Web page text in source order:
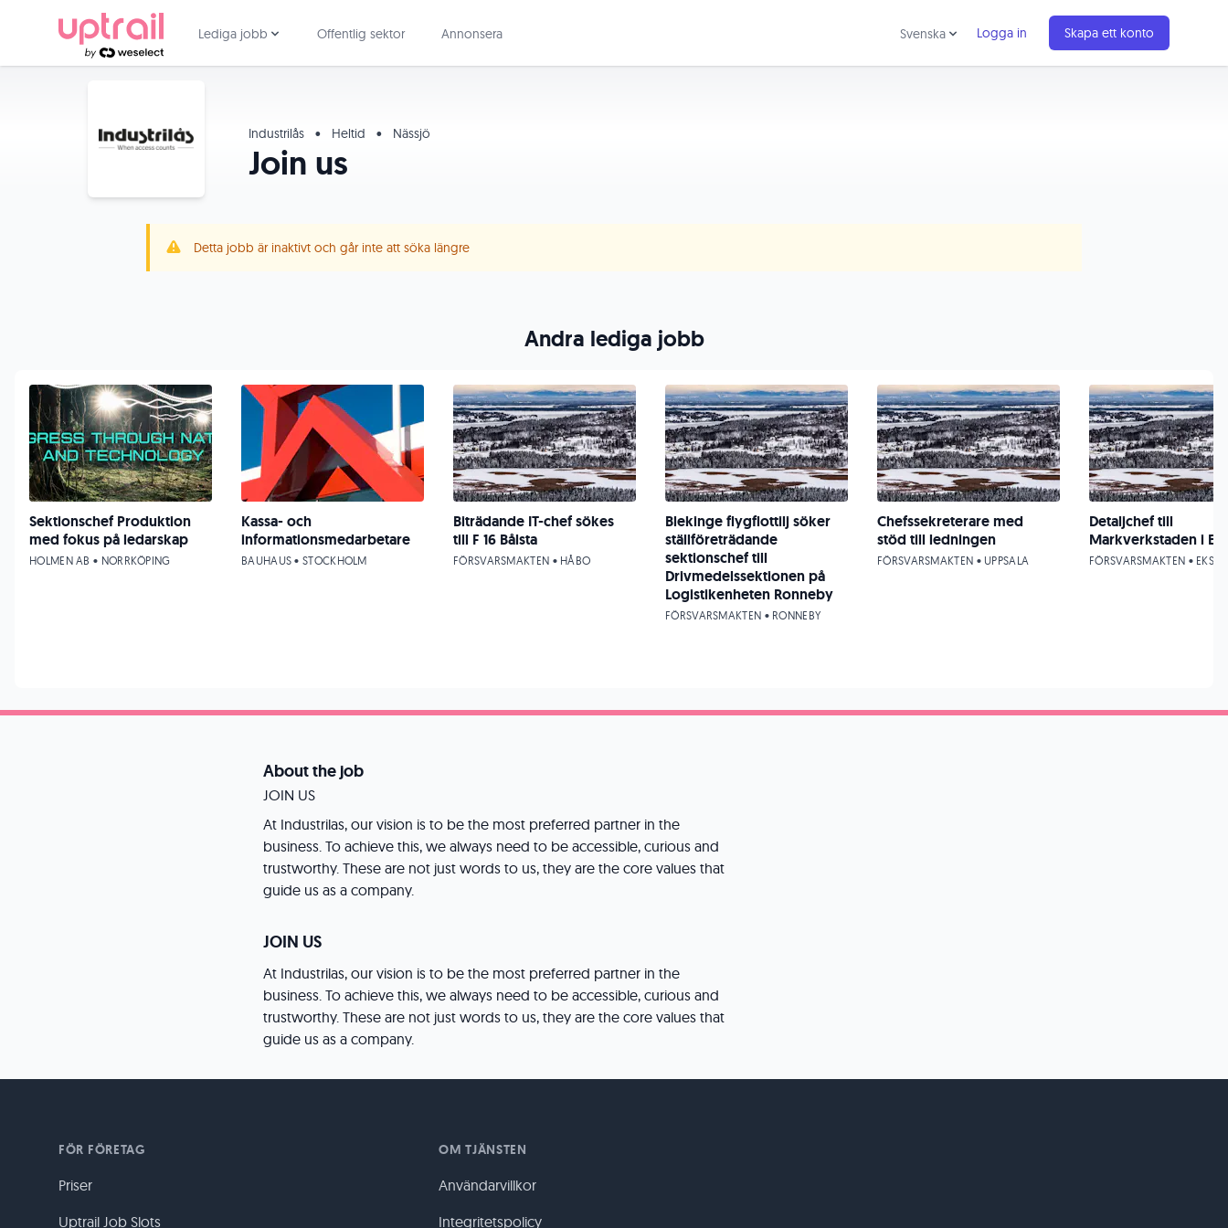
Lediga jobb Offentlig sektor Annonsera Svenska Logga in Skapa ett konto
Industrilås • Heltid • Nässjö
Join us
Detta jobb är inaktivt och går inte att söka längre
About the job
JOIN US
At Industrilas, our vision is to be the most preferred partner in the
business. To achieve this, we always need to be accessible, curious and
trustworthy. These are not just words to us, they are the core values that
guide us as a company.
JOIN US
At Industrilas, our vision is to be the most preferred partner in the
business. To achieve this, we always need to be accessible, curious and
trustworthy. These are not just words to us, they are the core values that
guide us as a company.
Andra lediga jobb
Sektionschef Produktion
med fokus på ledarskap
HOLMEN AB • NORRKÖPING
Kassa- och
informationsmedarbetare
BAUHAUS • STOCKHOLM
Biträdande IT-chef sökes
till F 16 Bålsta
FÖRSVARSMAKTEN • HÅBO
Blekinge flygflottilj söker
ställföreträdande
sektionschef till
Drivmedelssektionen på
Logistikenheten Ronneby
FÖRSVARSMAKTEN • RONNEBY
Chefssekreterare med
stöd till ledningen
FÖRSVARSMAKTEN • UPPSALA
Detaljchef till
Markverkstaden i
FÖRSVARSMAKTEN • EKSJÖ
FÖR FÖRETAG
Priser
Uptrail Job Slots
OM TJÄNSTEN
Användarvillkor
Integritetspolicy